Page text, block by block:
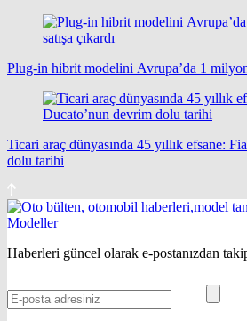
Plug-in hibrit modelini Avrupa’da 1 milyon
Ticari araç dünyasında 45 yıllık efsane:
dolu tarihi
Haberleri güncel olarak e-postanızdan